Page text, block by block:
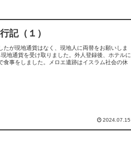
記（１）
たが現地通貨はなく、現地人に両替をお願いしま
地通貨を受け取りました。外人登録後、ホテルに
食事をしました。メロエ遺跡はイスラム社会の休
2024.07.15